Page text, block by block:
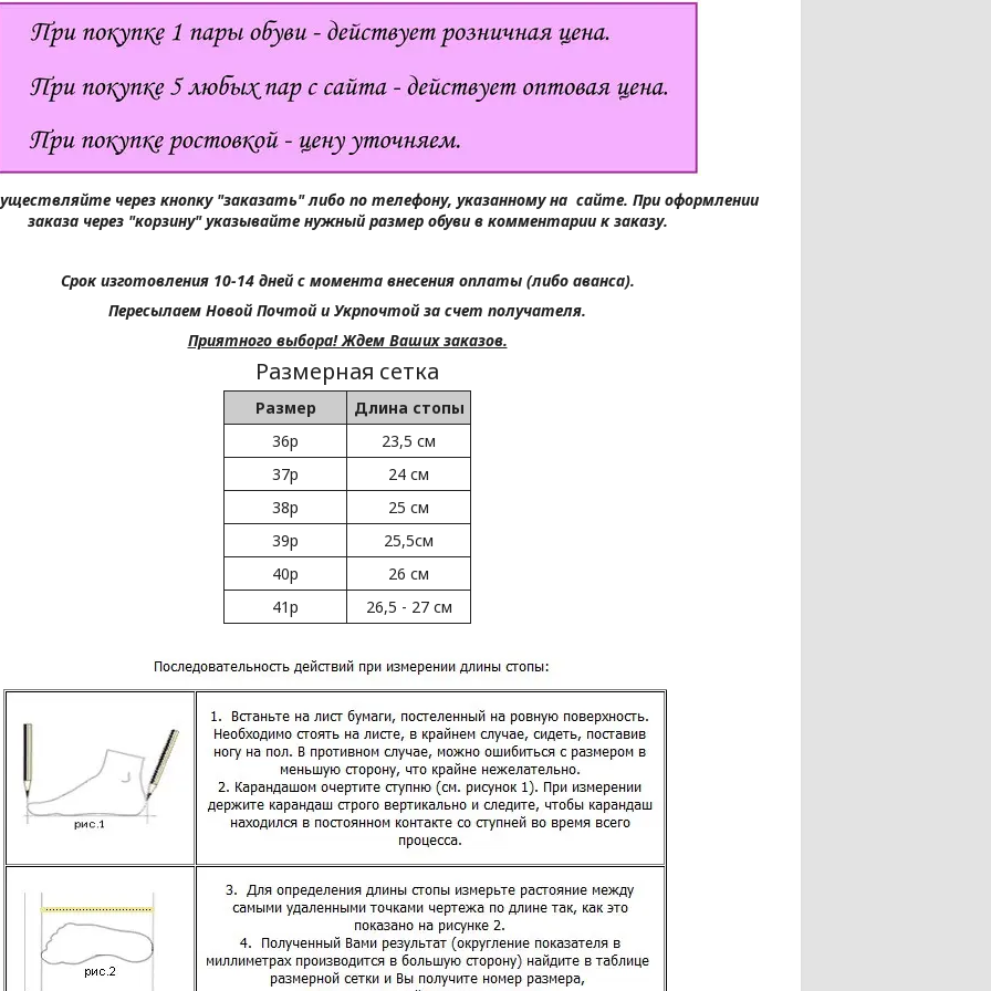
через кнопку "заказать" либо по телефону, указанному на сайте. При оформлении
заказа через "корзину" указывайте нужный размер обуви в комментарии к заказу.
Срок изготовления 10-14 дней с момента внесения оплаты (либо аванса).
Пересылаем Новой Почтой и Укрпочтой за счет получателя.
Приятного выбора! Ждем Ваших заказов.
Размерная сетка
Размер
Длина стопы
36р
23,5 см
37р
24 см
38р
25 см
39р
25,5см
40р
26 см
41р
26,5 - 27 см